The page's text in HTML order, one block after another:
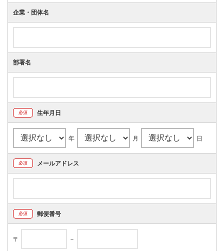
企業・団体名
部署名
必須 生年月日
年 月 日
必須 メールアドレス
必須 郵便番号
〒 －